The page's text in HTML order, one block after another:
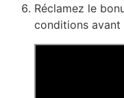
Réclamez le
conditions avant